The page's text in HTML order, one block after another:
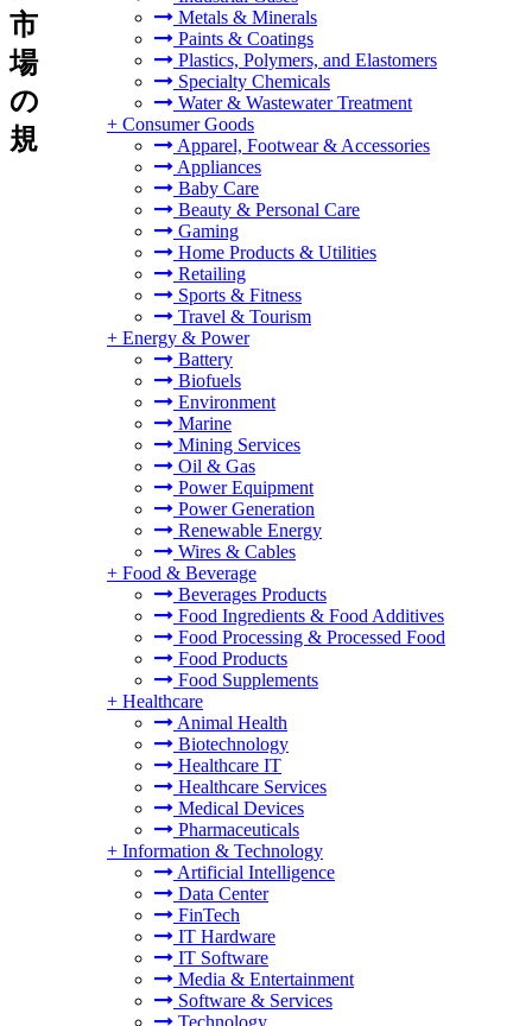
Metals & Minerals
Paints & Coatings
Plastics, Polymers, and Elastomers
Specialty Chemicals
Water & Wastewater Treatment
+ Consumer Goods
Apparel, Footwear & Accessories
Appliances
Baby Care
Beauty & Personal Care
Gaming
Home Products & Utilities
Retailing
Sports & Fitness
Travel & Tourism
+ Energy & Power
Battery
Biofuels
Environment
Marine
Mining Services
Oil & Gas
Power Equipment
Power Generation
Renewable Energy
Wires & Cables
+ Food & Beverage
Beverages Products
Food Ingredients & Food Additives
Food Processing & Processed Food
Food Products
Food Supplements
+ Healthcare
Animal Health
Biotechnology
Healthcare IT
Healthcare Services
Medical Devices
Pharmaceuticals
+ Information & Technology
Artificial Intelligence
Data Center
FinTech
IT Hardware
IT Software
Media & Entertainment
Software & Services
Technology
市
場
の
規